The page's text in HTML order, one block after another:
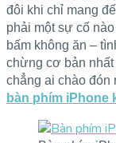
đôi khi chỉ mang
phải một sự cố
bấm không ăn –
chừng cơ bản
chẳng ai chào đón
bàn phím iPhone